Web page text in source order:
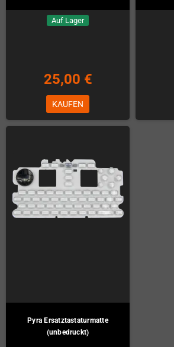
Auf Lager
25,00 €
KAUFEN
Pyra Ersatztastaturmatte
(unbedruckt)